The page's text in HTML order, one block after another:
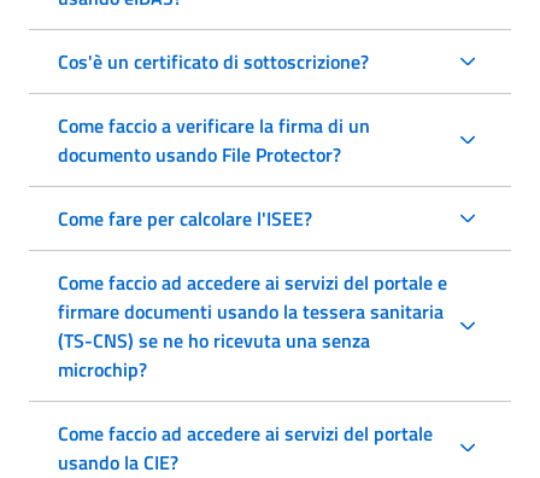
Cos'è un certificato di sottoscrizione?
Come faccio a verificare la firma di un
documento usando File Protector?
Come fare per calcolare l'ISEE?
Come faccio ad accedere ai servizi del portale e
firmare documenti usando la tessera sanitaria
(TS-CNS) se ne ho ricevuta una senza
microchip?
Come faccio ad accedere ai servizi del portale
usando la CIE?